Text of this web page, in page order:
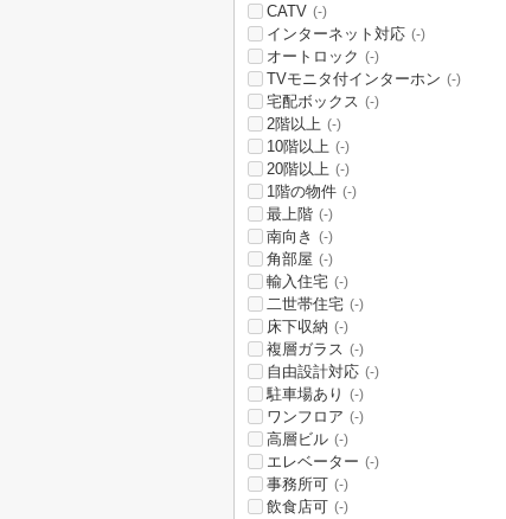
CATV (-)
インターネット対応 (-)
オートロック (-)
TVモニタ付インターホン (-)
宅配ボックス (-)
2階以上 (-)
10階以上 (-)
20階以上 (-)
1階の物件 (-)
最上階 (-)
南向き (-)
角部屋 (-)
輸入住宅 (-)
二世帯住宅 (-)
床下収納 (-)
複層ガラス (-)
自由設計対応 (-)
駐車場あり (-)
ワンフロア (-)
高層ビル (-)
エレベーター (-)
事務所可 (-)
飲食店可 (-)